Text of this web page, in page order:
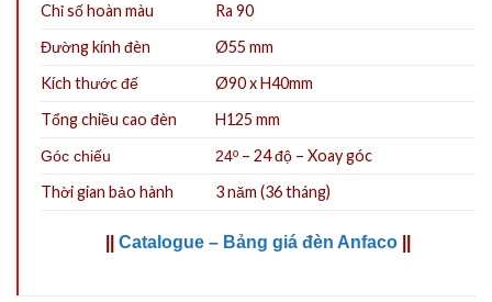
Chỉ số hoàn màu
Ra 90
Đường kính đèn
Ø55 mm
Kích thước đế
Ø90 x H40mm
Tổng chiều cao đèn
H125 mm
Góc chiếu 24º – 24 độ – Xoay góc
Thời gian bảo hành
3 năm (36 tháng)
Catalogue – Bảng giá đèn Anfaco